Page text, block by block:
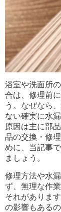
浴室や洗面所
合は、修理前
う。なぜなら
ない確実に水
原因は主に部
品の交換・修
めに、当記事
ましょう。
修理方法や水
ず、無理な作
それがありま
の影響もある